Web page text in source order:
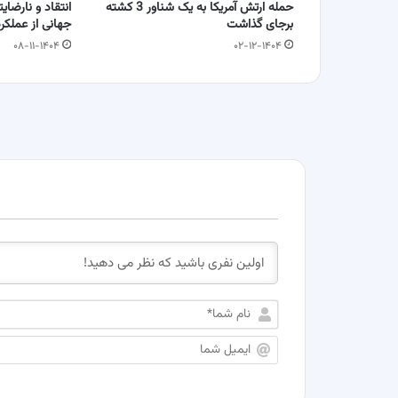
حمله ارتش آمریکا به یک شناور 3 کشته
برجای گذاشت
۰۲-۱۲-۱۴۰۴
انتقاد و
جهانی از
۰۸-۱۱-۱۴۰۴